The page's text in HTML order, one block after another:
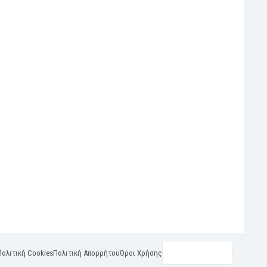
CookiesΠολιτική ΑπορρήτουΌροι Χρήσης